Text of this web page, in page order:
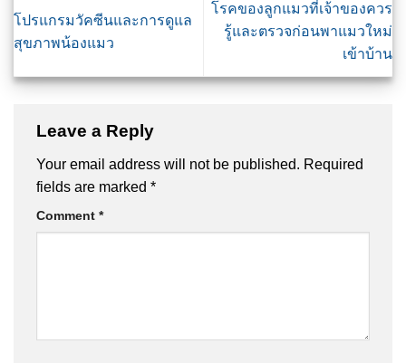
โปรแกรมวัคซีนและการดูแล
สุขภาพน้องแมว
โรคของลูกแมวที่เจ้าของควร
รู้และตรวจก่อนพาแมวใหม่
เข้าบ้าน
Leave a Reply
Your email address will not be published. Required
fields are marked *
Comment *